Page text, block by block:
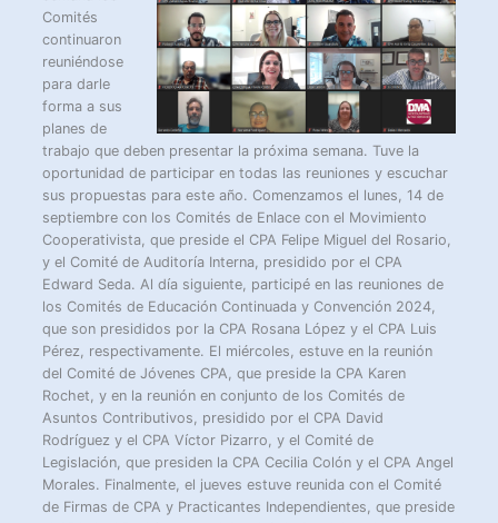
Comités
continuaron
reuniéndose
para darle
forma a sus
planes de
trabajo que deben presentar la próxima semana. Tuve la
oportunidad de participar en todas las reuniones y escuchar
sus propuestas para este año. Comenzamos el lunes, 14 de
septiembre con los Comités de Enlace con el Movimiento
Cooperativista, que preside el CPA Felipe Miguel del Rosario,
y el Comité de Auditoría Interna, presidido por el CPA
Edward Seda. Al día siguiente, participé en las reuniones de
los Comités de Educación Continuada y Convención 2024,
que son presididos por la CPA Rosana López y el CPA Luis
Pérez, respectivamente. El miércoles, estuve en la reunión
del Comité de Jóvenes CPA, que preside la CPA Karen
Rochet, y en la reunión en conjunto de los Comités de
Asuntos Contributivos, presidido por el CPA David
Rodríguez y el CPA Víctor Pizarro, y el Comité de
Legislación, que presiden la CPA Cecilia Colón y el CPA Angel
Morales. Finalmente, el jueves estuve reunida con el Comité
de Firmas de CPA y Practicantes Independientes, que preside